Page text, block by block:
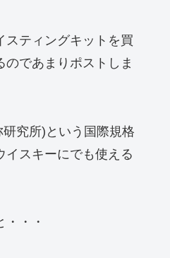
スティングキットを買
であまりポストしま
究所)という国際規格
スキーにでも使える
・・